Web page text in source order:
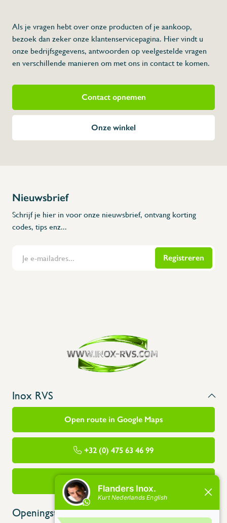
hoes passend op rek voor bakplaten
opening bevindt zich op de 600mm zijde
opening transparant met versteviging door
voorzien van 2 stevige ritsen
uitermate geschikt voor transport,
conform HACCP-normen met attest
Afmetingen
Flanders Inox | Karperstraat 6, 8400 Oostende | België | BNP Paribas Fortis:
Als je vragen hebt over onze producten of je aankoop,
bezoek dan zeker onze klantenservicepagina. Hier vindt u
onze bedrijfsgegevens, antwoorden op veelgestelde vragen
en verschillende manieren om met ons in contact te komen.
Contact opnemen
Onze winkel
Nieuwsbrief
Schrijf je hier in voor onze nieuwsbrief, ontvang korting
codes, tips enz...
Registreren
Inox RVS
Open route in Google Maps
+32 (0) 475 63 46 99
info@flandersinox.be
Openingstijden